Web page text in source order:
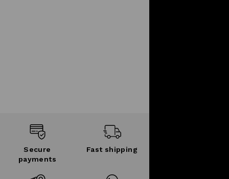
Secure
payments
Fast shipping